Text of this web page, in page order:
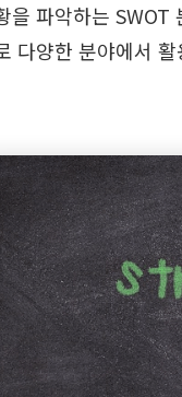
을 파악하는
다양한 분야에서